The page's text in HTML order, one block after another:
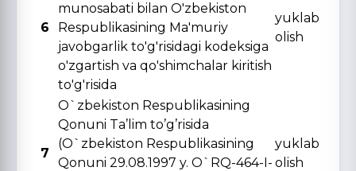
6
munosabati bilan O'zbekiston
Respublikasining Ma'muriy
javobgarlik to'g'risidagi kodeksiga
o'zgartish va qo'shimchalar kiritish
to'g'risida
yuklab
olish
7
O`zbekiston Respublikasining
Qonuni Ta’lim to’g’risida
(O`zbekiston Respublikasining
Qonuni 29.08.1997 y. O`RQ-464-I-
yuklab
olish